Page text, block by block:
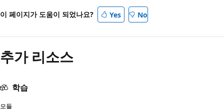
이 페이지가 도움이 되었나요? Yes No
추가 리소스
학습
모듈